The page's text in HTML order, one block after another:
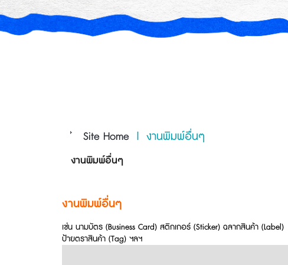
Site Home | งานพิมพ์อื่นๆ
งานพิมพ์อื่นๆ
งานพิมพ์อื่นๆ
เช่น นามบัตร (Business Card) สติกเกอร์ (Sticker) ฉลากสินค้า (Label)
ป้ายตราสินค้า (Tag) ฯลฯ